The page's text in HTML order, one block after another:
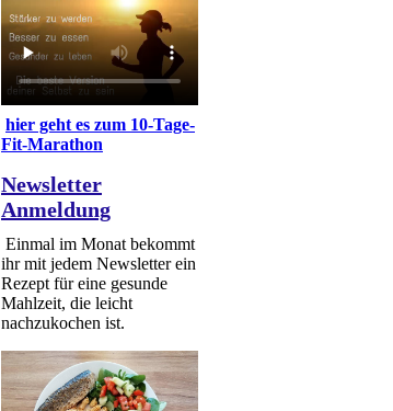
hier geht es zum 10-Tage-
Fit-Marathon
Newsletter
Anmeldung
Einmal im Monat bekommt
ihr mit jedem Newsletter ein
Rezept für eine gesunde
Mahlzeit, die leicht
nachzukochen ist.